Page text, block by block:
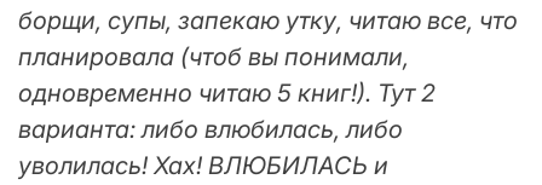
борщи, супы, запекаю утку, читаю все, что
планировала (чтоб вы понимали,
одновременно читаю 5 книг!). Тут 2
варианта: либо влюбилась, либо
уволилась! Хах! ВЛЮБИЛАСЬ и